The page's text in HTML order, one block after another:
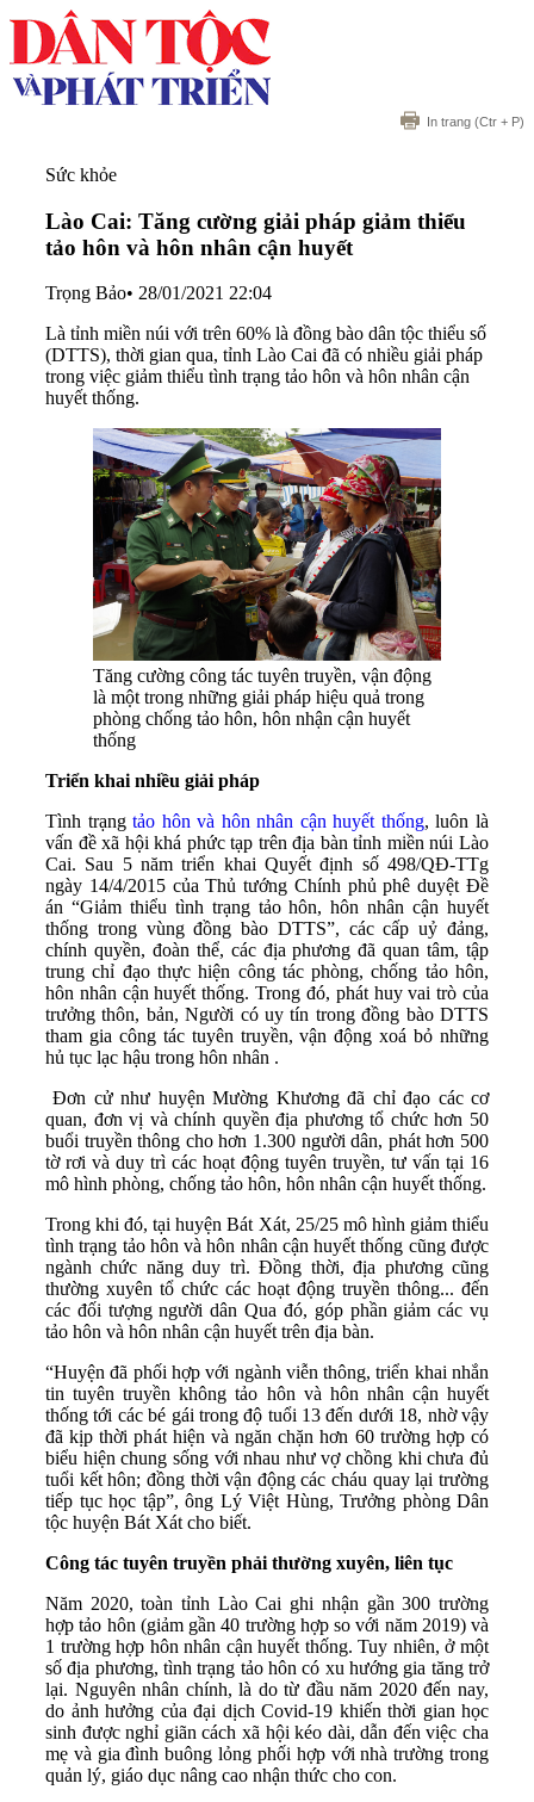
In trang (Ctr + P)
Sức khỏe
Lào Cai: Tăng cường giải pháp giảm thiểu
tảo hôn và hôn nhân cận huyết
Trọng Bảo• 28/01/2021 22:04
Là tỉnh miền núi với trên 60% là đồng bào dân tộc thiểu số
(DTTS), thời gian qua, tỉnh Lào Cai đã có nhiều giải pháp
trong việc giảm thiểu tình trạng tảo hôn và hôn nhân cận
huyết thống.
Tăng cường công tác tuyên truyền, vận động
là một trong những giải pháp hiệu quả trong
phòng chống tảo hôn, hôn nhận cận huyết
thống
Triển khai nhiều giải pháp
Tình trạngtảo hôn và hôn nhân cận huyết thống, luôn là
vấn đề xã hội khá phức tạp trên địa bàn tỉnh miền núi Lào
Cai. Sau 5 năm triển khai Quyết định số 498/QĐ-TTg
ngày 14/4/2015 của Thủ tướng Chính phủ phê duyệt Đề
án “Giảm thiểu tình trạng tảo hôn, hôn nhân cận huyết
thống trong vùng đồng bào DTTS”, các cấp uỷ đảng,
chính quyền, đoàn thể, các địa phương đã quan tâm, tập
trung chỉ đạo thực hiện công tác phòng, chống tảo hôn,
hôn nhân cận huyết thống. Trong đó, phát huy vai trò của
trưởng thôn, bản, Người có uy tín trong đồng bào DTTS
tham gia công tác tuyên truyền, vận động xoá bỏ những
hủ tục lạc hậu trong hôn nhân .
Đơn cử như huyện Mường Khương đã chỉ đạo các cơ
quan, đơn vị và chính quyền địa phương tổ chức hơn 50
buổi truyền thông cho hơn 1.300 người dân, phát hơn 500
tờ rơi và duy trì các hoạt động tuyên truyền, tư vấn tại 16
mô hình phòng, chống tảo hôn, hôn nhân cận huyết thống.
Trong khi đó, tại huyện Bát Xát, 25/25 mô hình giảm thiểu
tình trạng tảo hôn và hôn nhân cận huyết thống cũng được
ngành chức năng duy trì. Đồng thời, địa phương cũng
thường xuyên tổ chức các hoạt động truyền thông... đến
các đối tượng người dân Qua đó, góp phần giảm các vụ
tảo hôn và hôn nhân cận huyết trên địa bàn.
“Huyện đã phối hợp với ngành viễn thông, triển khai nhắn
tin tuyên truyền không tảo hôn và hôn nhân cận huyết
thống tới các bé gái trong độ tuổi 13 đến dưới 18, nhờ vậy
đã kịp thời phát hiện và ngăn chặn hơn 60 trường hợp có
biểu hiện chung sống với nhau như vợ chồng khi chưa đủ
tuổi kết hôn; đồng thời vận động các cháu quay lại trường
tiếp tục học tập”, ông Lý Việt Hùng, Trưởng phòng Dân
tộc huyện Bát Xát cho biết.
Công tác tuyên truyền phải thường xuyên, liên tục
Năm 2020, toàn tỉnh Lào Cai ghi nhận gần 300 trường
hợp tảo hôn (giảm gần 40 trường hợp so với năm 2019) và
1 trường hợp hôn nhân cận huyết thống. Tuy nhiên, ở một
số địa phương, tình trạng tảo hôn có xu hướng gia tăng trở
lại. Nguyên nhân chính, là do từ đầu năm 2020 đến nay,
do ảnh hưởng của đại dịch Covid-19 khiến thời gian học
sinh được nghỉ giãn cách xã hội kéo dài, dẫn đến việc cha
mẹ và gia đình buông lỏng phối hợp với nhà trường trong
quản lý, giáo dục nâng cao nhận thức cho con.